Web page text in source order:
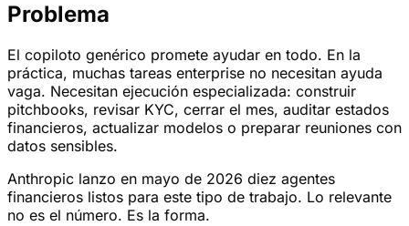
Problema
El copiloto genérico promete ayudar en todo. En la
práctica, muchas tareas enterprise no necesitan ayuda
vaga. Necesitan ejecución especializada: construir
pitchbooks, revisar KYC, cerrar el mes, auditar estados
financieros, actualizar modelos o preparar reuniones con
datos sensibles.
Anthropic lanzo en mayo de 2026 diez agentes
financieros listos para este tipo de trabajo. Lo relevante
no es el número. Es la forma.